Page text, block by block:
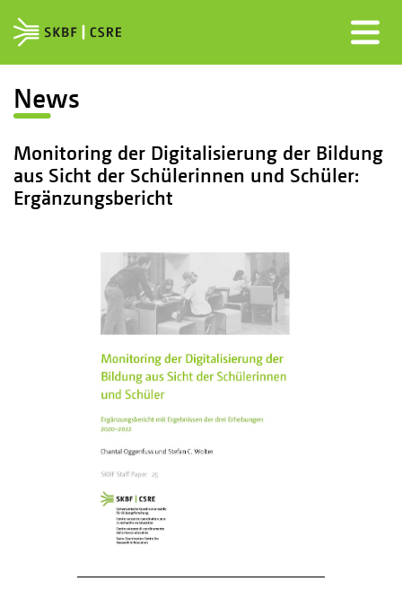
News
Monitoring der Digitalisierung der Bildung
aus Sicht der Schülerinnen und Schüler:
Ergänzungsbericht